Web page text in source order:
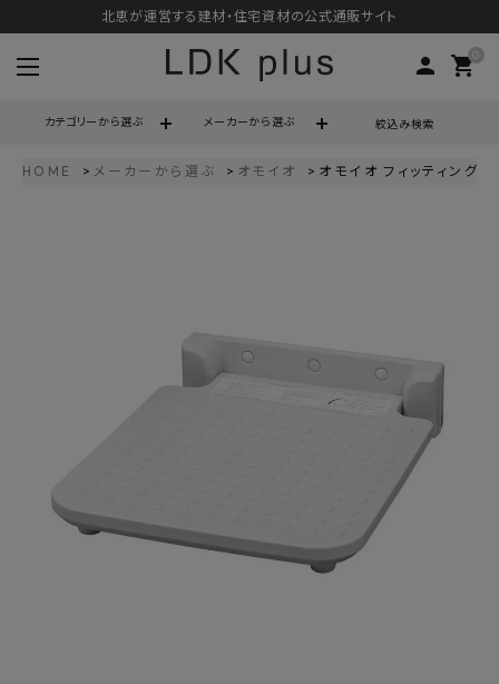
北恵が運営する建材・住宅資材の公式通販サイト
person 0
shopping_cart
カテゴリーから選ぶ メーカーから選ぶ 絞込み検索
最近チェックした商品
HOME メーカーから選ぶ オモイオ オモイオ フィッティン